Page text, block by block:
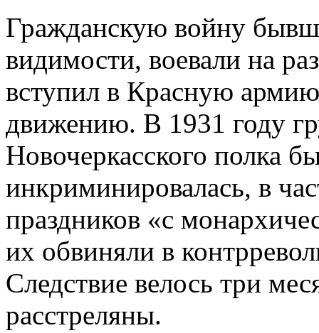
Гражданскую войну
видимости, воевали на
вступил в Красную
движению. В 1931 году
Новочеркасского полка
инкриминировалась, в
праздников «с
их обвиняли в
Следствие велось три
расстреляны.